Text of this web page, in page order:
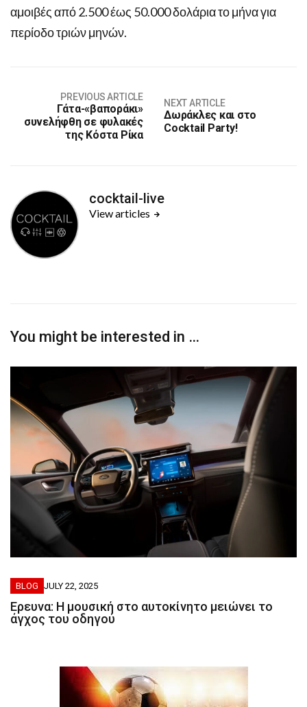
αμοιβές από 2.500 έως 50.000 δολάρια το μήνα για
περίοδο τριών μηνών.
PREVIOUS ARTICLE
Γάτα-«βαποράκι»
συνελήφθη σε φυλακές
της Κόστα Ρίκα
NEXT ARTICLE
Δωράκλες και στο
Cocktail Party!
cocktail-live
View articles
You might be interested in …
BLOG JULY 22, 2025
Ερευνα: Η μουσική στο αυτοκίνητο μειώνει το
άγχος του οδηγού